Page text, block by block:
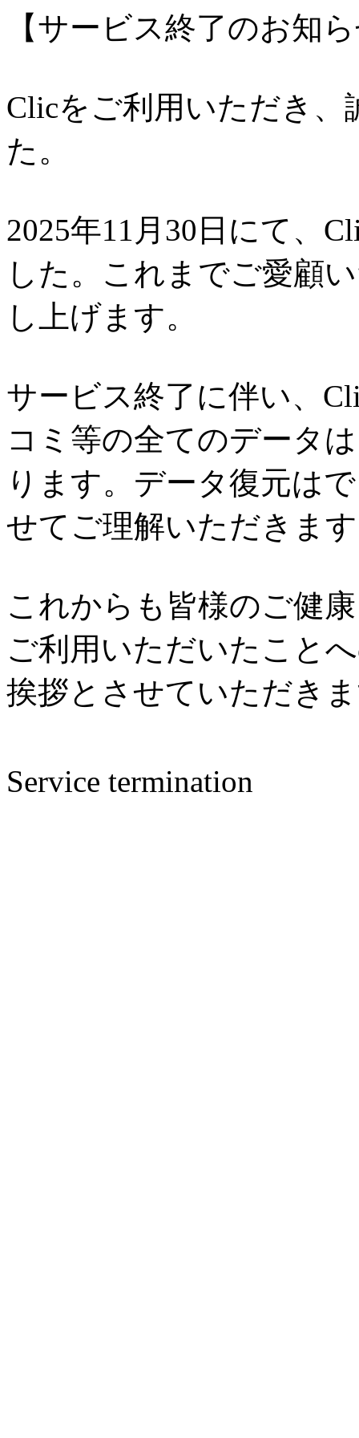
【サービス終了のお知
Clicをご利用いただき
た。
2025年11月30日にて、
した。これまでご愛顧
し上げます。
サービス終了に伴い、
コミ等の全てのデータ
ります。データ復元は
せてご理解いただきま
これからも皆様のご健
ご利用いただいたこと
挨拶とさせていただき
Service termination